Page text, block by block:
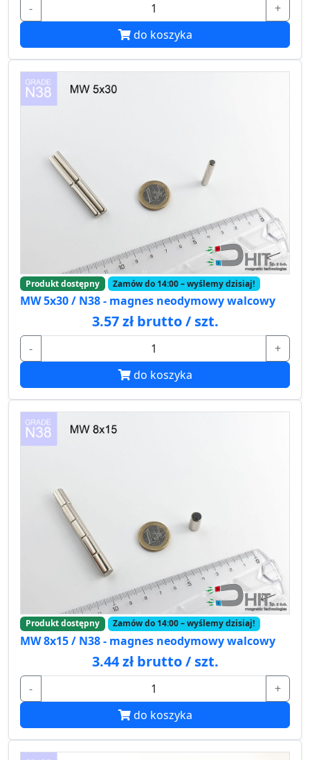
-
+
do koszyka
Produkt dostępny Zamów do 14:00 – wyślemy dzisiaj!
MW 5x30 / N38 - magnes neodymowy walcowy
3.57 zł brutto / szt.
-
+
do koszyka
Produkt dostępny Zamów do 14:00 – wyślemy dzisiaj!
MW 8x15 / N38 - magnes neodymowy walcowy
3.44 zł brutto / szt.
-
+
do koszyka